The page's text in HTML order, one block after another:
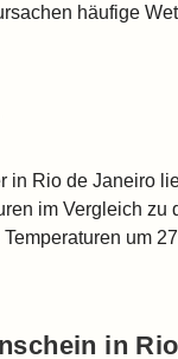
häufige
in Rio de Janeiro
im Vergleich zu
Temperaturen um
in Rio